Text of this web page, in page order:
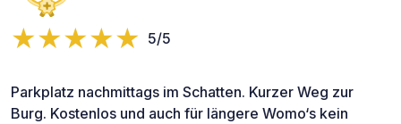
5/5
Parkplatz nachmittags im Schatten. Kurzer Weg zur
Burg. Kostenlos und auch für längere Womo‘s kein